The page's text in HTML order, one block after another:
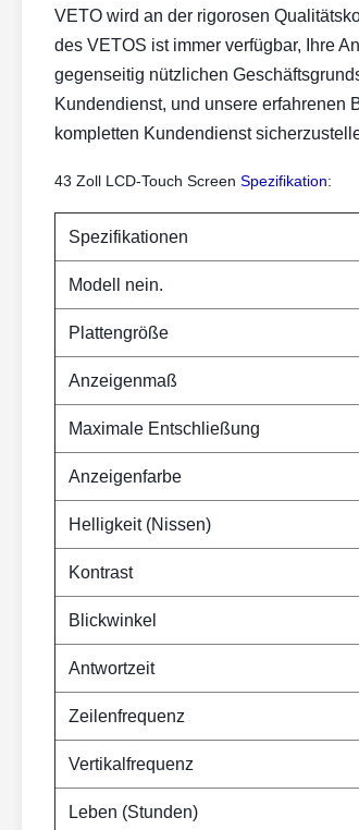
VETO wird an der rigorosen
des VETOS ist immer verfügbar, Ihre
gegenseitig nützlichen
Kundendienst, und unsere erfahrenen
kompletten Kundendienst
43 Zoll LCD-Touch Screen Spezifikation:
Spezifikationen
Modell nein.
Plattengröße
Anzeigenmaß
Maximale Entschließung
Anzeigenfarbe
Helligkeit (Nissen)
Kontrast
Blickwinkel
Antwortzeit
Zeilenfrequenz
Vertikalfrequenz
Leben (Stunden)